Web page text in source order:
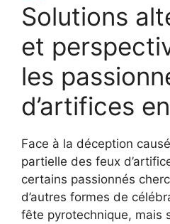
Solutions
et
les
d’artifices
Face à la déception
partielle des feux
certains passionnés
d’autres formes de
fête pyrotechnique, mais